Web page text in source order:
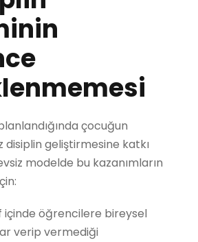
çocuğun
disiplin geliştirmesine katkı
modelde bu kazanımların
içinde öğrencilere bireysel
verip vermediği